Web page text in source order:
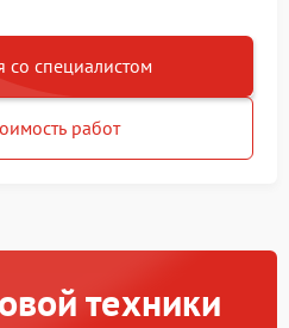
со специалистом
работ
техники